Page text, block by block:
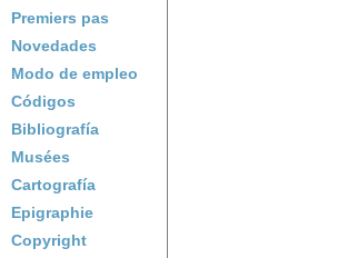
Premiers pas
Novedades
Modo de empleo
Códigos
Bibliografía
Musées
Cartografía
Epigraphie
Copyright